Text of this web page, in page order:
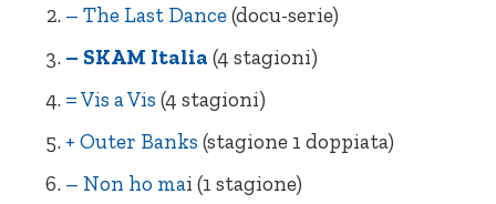
NE Blood & Water (stagione 1)
– Dangerous Lies
– The Last Dance(docu-serie)
– SKAM Italia (4 stagioni)
= Vis a Vis (4 stagioni)
+ Outer Banks (stagione 1 doppiata)
– Non ho mai (1 stagione)